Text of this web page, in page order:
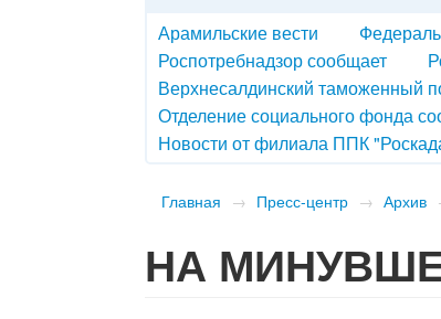
Арамильские вести
Роспотребнадзор сообщает
Верхнесалдинский таможенный
Отделение социального фонда
Новости от филиала ППК
Главная → Пресс-центр → Архив
НА